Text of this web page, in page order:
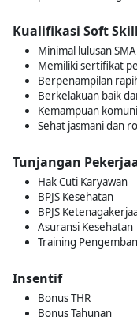
Kualifikasi Soft Skill
Minimal lulusan
Memiliki sertifikat
Berpenampilan
Berkelakuan baik
Kemampuan
Sehat jasmani dan
Tunjangan
Hak Cuti Karyawan
BPJS Kesehatan
BPJS
Asuransi Kesehatan
Training
Insentif
Bonus THR
Bonus Tahunan